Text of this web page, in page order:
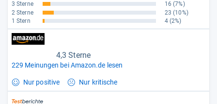
3 Sterne
16 (7%)
2 Sterne
23 (10%)
1 Stern
4 (2%)
4,3 Sterne
229 Meinungen bei Amazon.de lesen
Nur positive Nur kritische